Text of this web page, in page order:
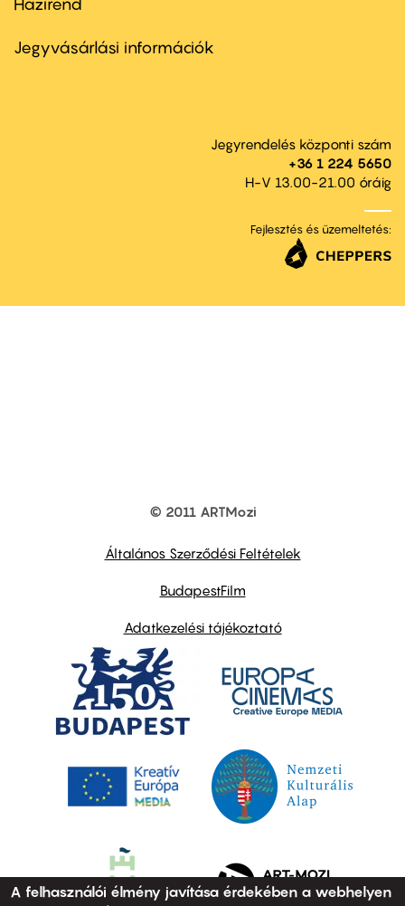
Footer
second
Házirend
Jegyvásárlási információk
Jegyrendelés központi szám
+36 1 224 5650
H-V 13.00-21.00 óráig
Fejlesztés és üzemeltetés:
© 2011 ARTMozi
Általános Szerződési Feltételek
BudapestFilm
Adatkezelési tájékoztató
A felhasználói élmény javítása érdekében a webhelyen